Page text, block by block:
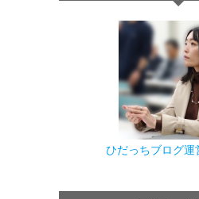
ひだっちブログ運